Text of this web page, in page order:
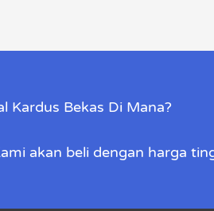
Kardus Bekas Di Mana?
akan beli dengan harga